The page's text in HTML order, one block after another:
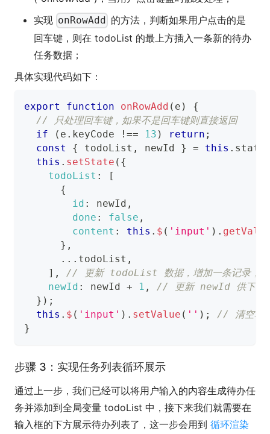
实现 onRowAdd
的方法，判断如果用户点击的是
回车键，则在 todoList 的最上方插入一条新的待办
任务数据；
具体实现代码如下：
export function onRowAdd ( e )
{
// 只处理回车键，如果不是回车键则直接返回
if
( e . keyCode !== 13 ) return ;
const
{ todoList , newId } = this . state
this . setState ( {
todoList :
[
{
id : newId ,
done : false ,
content : this . $ ( 'input' ) .
} ,
... todoList ,
] ,
// 更新 todoList 数据，增加一条记录，id
newId : newId + 1 ,
// 更新 newId 供下次
} ) ;
this . $ ( 'input' ) . setValue ( '' ) ;
// 清空输
}
步骤 3：实现任务列表循环展示
通过上一步，我们已经可以将用户输入的内容生成待办任
务并添加到全局变量 todoList 中，接下来我们就需要在
输入框的下方展示待办列表了，这一步会用到 循环渲染